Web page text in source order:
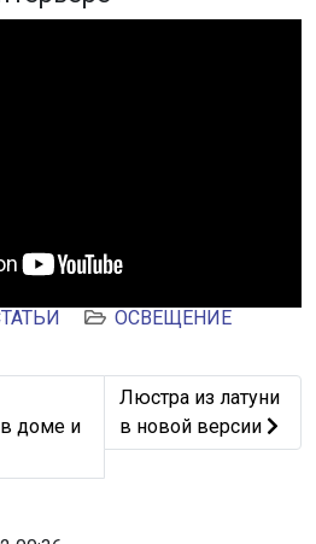
ОСВЕЩЕНИЕ
светодиодной ленты в
доме и
Следующий: Люстра
Люстра из латуни
в новой версии